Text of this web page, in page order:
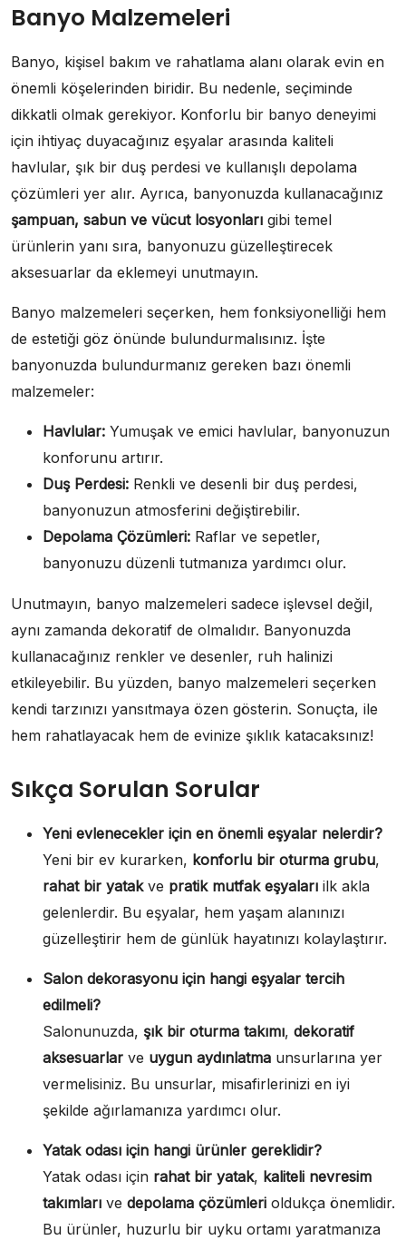
Banyo Malzemeleri
Banyo, kişisel bakım ve rahatlama alanı olarak evin en
önemli köşelerinden biridir. Bu nedenle, seçiminde
dikkatli olmak gerekiyor. Konforlu bir banyo deneyimi
için ihtiyaç duyacağınız eşyalar arasında kaliteli
havlular, şık bir duş perdesi ve kullanışlı depolama
çözümleri yer alır. Ayrıca, banyonuzda kullanacağınız
şampuan, sabun ve vücut losyonları gibi temel
ürünlerin yanı sıra, banyonuzu güzelleştirecek
aksesuarlar da eklemeyi unutmayın.
Banyo malzemeleri seçerken, hem fonksiyonelliği hem
de estetiği göz önünde bulundurmalısınız. İşte
banyonuzda bulundurmanız gereken bazı önemli
malzemeler:
Havlular: Yumuşak ve emici havlular, banyonuzun
konforunu artırır.
Duş Perdesi: Renkli ve desenli bir duş perdesi,
banyonuzun atmosferini değiştirebilir.
Depolama Çözümleri: Raflar ve sepetler,
banyonuzu düzenli tutmanıza yardımcı olur.
Unutmayın, banyo malzemeleri sadece işlevsel değil,
aynı zamanda dekoratif de olmalıdır. Banyonuzda
kullanacağınız renkler ve desenler, ruh halinizi
etkileyebilir. Bu yüzden, banyo malzemeleri seçerken
kendi tarzınızı yansıtmaya özen gösterin. Sonuçta, ile
hem rahatlayacak hem de evinize şıklık katacaksınız!
Sıkça Sorulan Sorular
Yeni evlenecekler için en önemli eşyalar nelerdir?
Yeni bir ev kurarken, konforlu bir oturma grubu,
rahat bir yatakve pratik mutfak eşyaları ilk akla
gelenlerdir. Bu eşyalar, hem yaşam alanınızı
güzelleştirir hem de günlük hayatınızı kolaylaştırır.
Salon dekorasyonu için hangi eşyalar tercih
edilmeli?
Salonunuzda, şık bir oturma takımı, dekoratif
aksesuarlar ve uygun aydınlatma unsurlarına yer
vermelisiniz. Bu unsurlar, misafirlerinizi en iyi
şekilde ağırlamanıza yardımcı olur.
Yatak odası için hangi ürünler gereklidir?
Yatak odası için rahat bir yatak, kaliteli nevresim
takımları ve depolama çözümleri oldukça önemlidir.
Bu ürünler, huzurlu bir uyku ortamı yaratmanıza